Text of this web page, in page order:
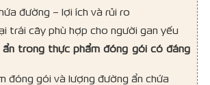
đường – lợi ích và rủi ro
trái cây phù hợp cho người gan yếu
trong thực phẩm đóng gói có đáng
đóng gói và lượng đường ẩn chứa